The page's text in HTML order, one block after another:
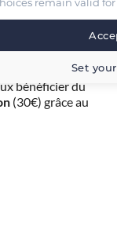
Codes, mon
théorique
bénéficier du
(30€) grâce au
Set